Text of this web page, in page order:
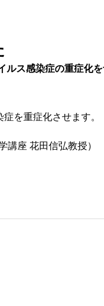
ルス感染症の重症化
を重症化させます。
講座 花田信弘教授）